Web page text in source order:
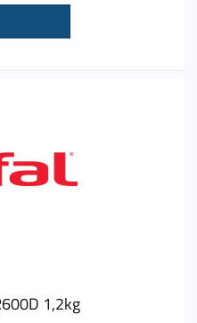
1,2kg